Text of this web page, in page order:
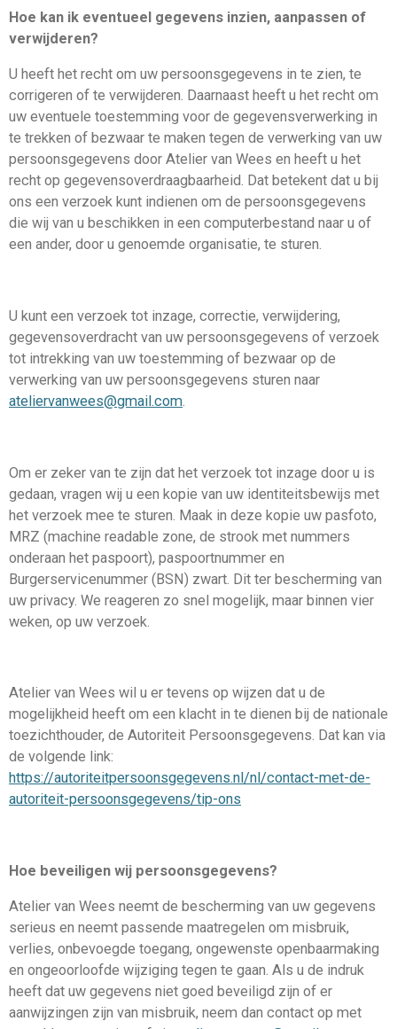
Hoe kan ik eventueel gegevens inzien, aanpassen of
verwijderen?
U heeft het recht om uw persoonsgegevens in te zien, te
corrigeren of te verwijderen. Daarnaast heeft u het recht om
uw eventuele toestemming voor de gegevensverwerking in
te trekken of bezwaar te maken tegen de verwerking van uw
persoonsgegevens door Atelier van Wees en heeft u het
recht op gegevensoverdraagbaarheid. Dat betekent dat u bij
ons een verzoek kunt indienen om de persoonsgegevens
die wij van u beschikken in een computerbestand naar u of
een ander, door u genoemde organisatie, te sturen.
U kunt een verzoek tot inzage, correctie, verwijdering,
gegevensoverdracht van uw persoonsgegevens of verzoek
tot intrekking van uw toestemming of bezwaar op de
verwerking van uw persoonsgegevens sturen naar
ateliervanwees@gmail.com.
Om er zeker van te zijn dat het verzoek tot inzage door u is
gedaan, vragen wij u een kopie van uw identiteitsbewijs met
het verzoek mee te sturen. Maak in deze kopie uw pasfoto,
MRZ (machine readable zone, de strook met nummers
onderaan het paspoort), paspoortnummer en
Burgerservicenummer (BSN) zwart. Dit ter bescherming van
uw privacy. We reageren zo snel mogelijk, maar binnen vier
weken, op uw verzoek.
Atelier van Wees wil u er tevens op wijzen dat u de
mogelijkheid heeft om een klacht in te dienen bij de nationale
toezichthouder, de Autoriteit Persoonsgegevens. Dat kan via
de volgende link:
https://autoriteitpersoonsgegevens.nl/nl/contact-met-de-
autoriteit-persoonsgegevens/tip-ons
Hoe beveiligen wij persoonsgegevens?
Atelier van Wees neemt de bescherming van uw gegevens
serieus en neemt passende maatregelen om misbruik,
verlies, onbevoegde toegang, ongewenste openbaarmaking
en ongeoorloofde wijziging tegen te gaan. Als u de indruk
heeft dat uw gegevens niet goed beveiligd zijn of er
aanwijzingen zijn van misbruik, neem dan contact op met